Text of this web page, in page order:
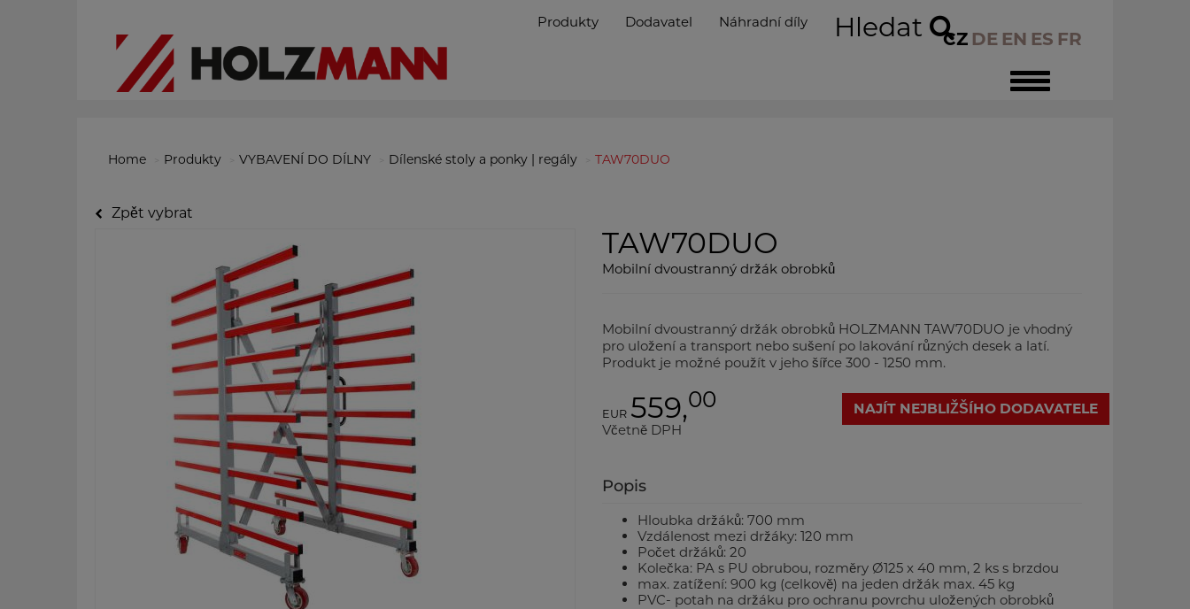
Toggle
navigation
CZ DE EN ES FR
Produkty Dodavatel Náhradní díly Hledat
Home Produkty VYBAVENÍ DO DÍLNY Dílenské stoly a ponky | regály TAW70DUO
Zpět vybrat
TAW70DUO
Mobilní dvoustranný držák obrobků
Mobilní dvoustranný držák obrobků HOLZMANN TAW70DUO je vhodný
pro uložení a transport nebo sušení po lakování různých desek a latí.
Produkt je možné použít v jeho šířce 300 - 1250 mm.
EUR 559,00
Včetně DPH
NAJÍT NEJBLIŽŠÍHO DODAVATELE
Popis
Hloubka držáků: 700 mm
Vzdálenost mezi držáky: 120 mm
Počet držáků: 20
Kolečka: PA s PU obrubou, rozměry Ø125 x 40 mm, 2 ks s brzdou
max. zatížení: 900 kg (celkově) na jeden držák max. 45 kg
PVC- potah na držáku pro ochranu povrchu uložených obrobků